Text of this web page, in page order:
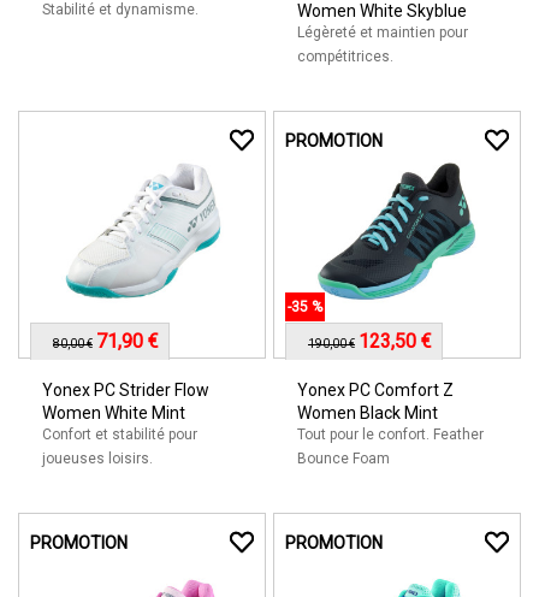
Stabilité et dynamisme.
Women White Skyblue
Légèreté et maintien pour
compétitrices.
Yonex PC Strider Flow
Women White Mint
Confort et stabilité pour
joueuses loisirs.
80,00 € 71,90 €
PROMOTION
Yonex PC Comfort Z
Women Black Mint
Tout pour le confort. Feather
Bounce Foam
-35 %
190,00 € 123,50 €
PROMOTION PROMOTION